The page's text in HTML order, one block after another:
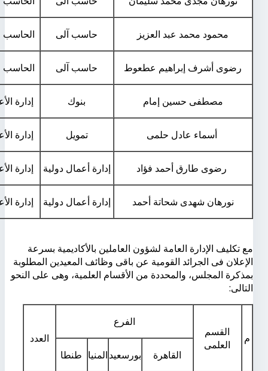
محمود محمد عبد العزيز حاسب آلى الحاسب
رضوى أشرف إبراهيم عطعوط حاسب آلى الحاسب
مصطفى حسين إمام بنوك إدارة
أسماء عادل حلمى تمويل إدارة
رضوى طارق أحمد فؤاد إدارة أعمال دولية إدارة
نورهان شهدى شحاتة أحمد إدارة أعمال دولية إدارة
مع تكليف الإدارة العامة لشؤون العاملين بالأكاديمية بسرعة
الإعلان فى الجرائد القومية عن باقى وظائف المعيدين المطلوبة
بمذكرة المجلس، والمحددة من الأقسام العلمية، وهى على النحو
التالى:
م
القسم
العلمى
الفرع
العدد
القاهرة
بورسعيدالمنيا طنطا